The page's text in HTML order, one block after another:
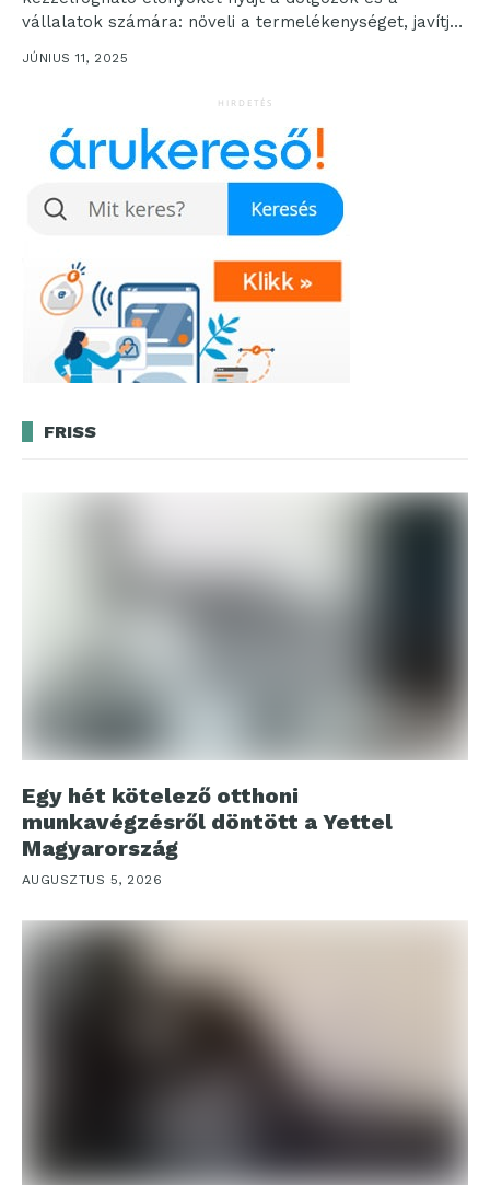
vállalatok számára: növeli a termelékenységet, javítja
a kereseti lehetőségeket,...
JÚNIUS 11, 2025
HIRDETÉS
FRISS
Egy hét kötelező otthoni
munkavégzésről döntött a Yettel
Magyarország
AUGUSZTUS 5, 2026